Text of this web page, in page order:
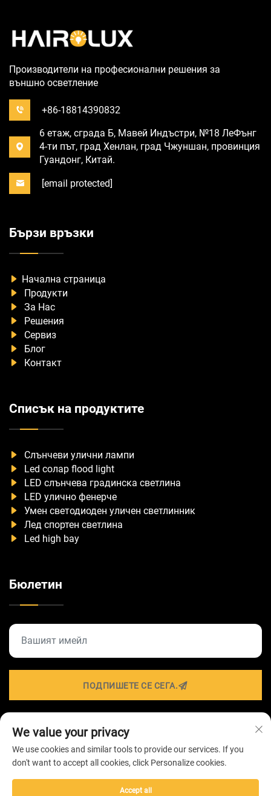
Производители на професионални решения за
външно осветление
+86-18814390832
6 етаж, сграда Б, Мавей Индъстри, №18 ЛеФънг
4-ти път, град Хенлан, град Чжуншан, провинция
Гуандонг, Китай.
[email protected]
Бързи връзки
Начална страница
Продукти
За Нас
Решения
Сервиз
Блог
Контакт
Списък на продуктите
Слънчеви улични лампи
Led солар flood light
LED слънчева градинска светлина
LED улично фенерче
Умен светодиоден уличен светлинник
Лед спортен светлина
Led high bay
Бюлетин
ПОДПИШЕТЕ СЕ СЕГА.
Всички права запазени © 2026 от ZHONGSHAN
HAIROLUX LIGHTING Technology Co.,Ltd - Политика за
We value your privacy
We use cookies and similar tools to provide our services. If you
don't want to accept all cookies, click Personalize cookies.
Accept all